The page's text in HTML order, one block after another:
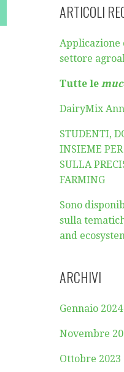
ARTICOLI
Applicazione
settore
Tutte le
DairyMix
STUDENTI,
INSIEME
SULLA
FARMING
Sono
sulla
and
ARCHIVI
Gennaio 2024
Novembre
Ottobre 2023